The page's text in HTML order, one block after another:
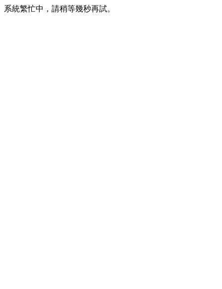
系統繁忙中，請稍等幾秒再試。